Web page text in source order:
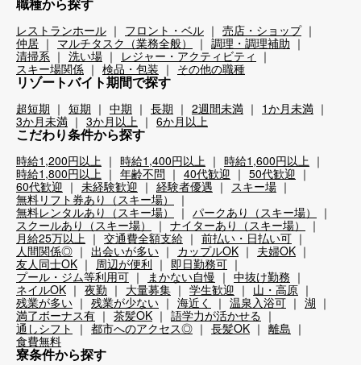
職種から探す
レストランホール フロント・ベル
売店・ショップ
仲居
マルチタスク（業務全般）
調理・調理補助
清掃系
洗い場
レジャー・アクティビティ
スキー場関係
検品・包装 その他の職種
リゾートバイト期間で探す
超短期 短期 中期 長期 2週間未満
1か月未満
3か月未満
3か月以上 6か月以上
こだわり条件から探す
時給1,200円以上 時給1,400円以上
時給1,600円以上
時給1,800円以上
年齢不問 40代歓迎
50代歓迎
60代歓迎
未経験歓迎 経験者優遇
スキー場
無料リフト券あり（スキー場）
無料レンタルあり（スキー場）
パークあり（スキー場）
スクールあり（スキー場）
ナイターあり（スキー場）
月給25万以上
交通費全額支給
前払い・日払い可
人間関係◎
出会いが多い カップルOK
夫婦OK
友人同士OK
周辺が便利
即日勤務可
プール・ジム等利用可
まかない自慢
中抜け勤務
ネイルOK
夜勤 大量募集 学生歓迎
山・高原
残業が多い
残業が少ない 海近く 温泉入浴可
湖
満了ボーナス有
茶髪OK
語学力が活かせる
通しシフト
都市へのアクセス◎ 長髪OK
離島
食費無料
寮条件から探す